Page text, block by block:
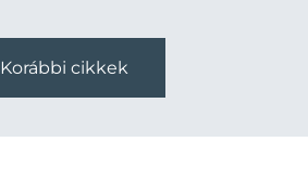
Korábbi cikkek